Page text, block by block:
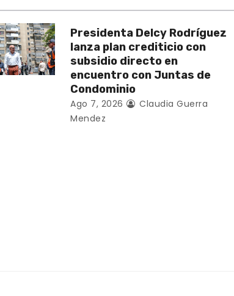
Presidenta Delcy Rodríguez
lanza plan crediticio con
subsidio directo en
encuentro con Juntas de
Condominio
Ago 7, 2026
Claudia Guerra
Mendez